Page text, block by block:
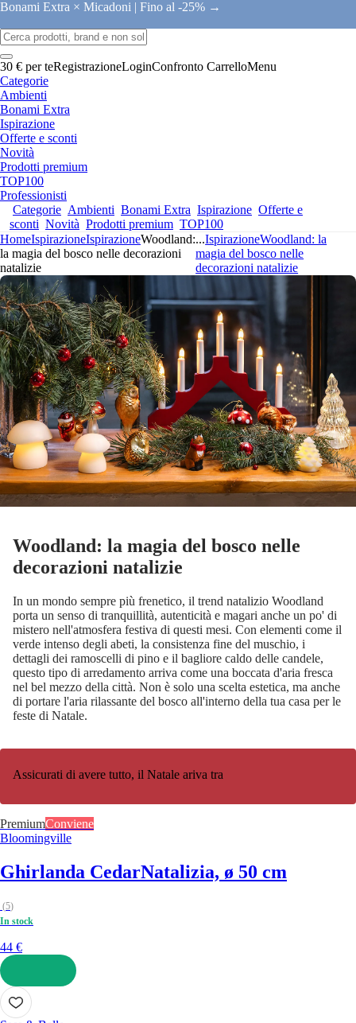
Bonami Extra × Micadoni | Fino al -25% →
30 € per teRegistrazioneLoginConfronto CarrelloMenu
Categorie
Ambienti
Bonami Extra
Ispirazione
Offerte e sconti
Novità
Prodotti premium
TOP100
Professionisti
Categorie Ambienti Bonami Extra Ispirazione Offerte e
sconti Novità Prodotti premium TOP100
HomeIspirazioneIspirazioneWoodland:
la magia del bosco nelle decorazioni
natalizie
...IspirazioneWoodland: la
magia del bosco nelle
decorazioni natalizie
Woodland: la magia del bosco nelle
decorazioni natalizie
In un mondo sempre più frenetico, il trend natalizio Woodland
porta un senso di tranquillità, autenticità e magari anche un po' di
mistero nell'atmosfera festiva di questi mesi. Con elementi come il
verde intenso degli abeti, la consistenza fine del muschio, i
dettagli dei ramoscelli di pino e il bagliore caldo delle candele,
questo tipo di arredamento arriva come una boccata d'aria fresca
nel bel mezzo della città. Non è solo una scelta estetica, ma anche
di portare l'aria rilassante del bosco all'interno della tua casa per le
feste di Natale.
Assicurati di avere tutto, il Natale ariva tra
PremiumConviene
Bloomingville
Ghirlanda CedarNatalizia, ø 50 cm
(5)
In stock
44 €
AGGIUNGI